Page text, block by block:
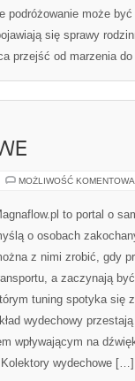
podróżowanie może
się sprawy
przejść od marzenia
MOŻLIWOŚĆ
to portal o
o osobach
z nimi zrobić, gdy
a zaczynają
tuning spotyka się
wydechowy
wpływającym na
wydechowe […]